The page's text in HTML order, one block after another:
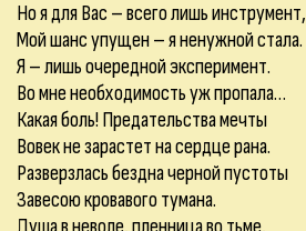
Но я для Вас – всего лишь инструмент,
Мой шанс упущен – я ненужной стала.
Я – лишь очередной эксперимент.
Во мне необходимость уж пропала…
Какая боль! Предательства мечты
Вовек не зарастет на сердце рана.
Разверзлась бездна черной пустоты
Завесою кровавого тумана.